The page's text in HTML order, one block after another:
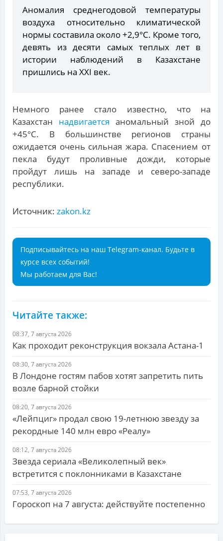
Аномалия среднегодовой температуры
воздуха относительно климатической
нормы составила около +2,9°С. Кроме того,
девять из десяти самых теплых лет в
истории наблюдений в Казахстане
пришлись на XXI век.
Немного ранее стало известно, что на
Казахстан надвигается аномальный зной до
+45°С. В большинстве регионов страны
ожидается очень сильная жара. Спасением от
пекла будут проливные дожди, которые
пройдут лишь на западе и северо-западе
республики.
Источник: zakon.kz
Подписывайтесь на наш Telegram-канал. Будьте в
курсе всех событий!
Мы работаем для Вас!
Читайте также:
08:37, 7 августа 2026
Как проходит реконструкция вокзала Астана-1
08:30, 7 августа 2026
В Лондоне гостям пабов хотят запретить пить
возле барной стойки
08:20, 7 августа 2026
«Лейпциг» продал свою 19-летнюю звезду за
рекордные 140 млн евро «Реалу»
08:12, 7 августа 2026
Звезда сериала «Великолепный век»
встретится с поклонниками в Казахстане
07:53, 7 августа 2026
Гороскоп на 7 августа: действуйте постепенно